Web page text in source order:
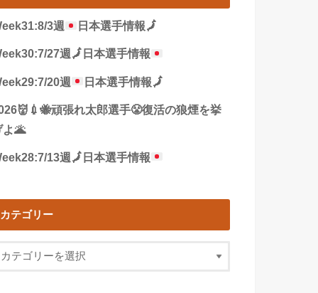
3週 日本選手情報🗾
27週🗾 日本選手情報
20週 日本選手情報🗾
頑張れ太郎選手😤復活の狼煙を挙
よ🌋
13週 🗾 日本選手情報
カテゴリー